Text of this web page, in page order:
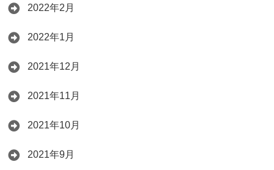
2022年2月
2022年1月
2021年12月
2021年11月
2021年10月
2021年9月